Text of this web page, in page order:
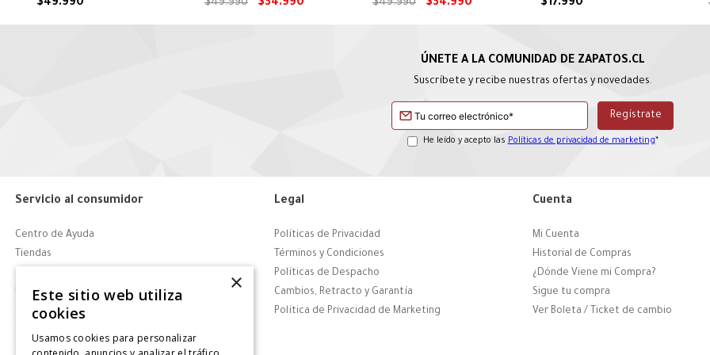
$49.990
$49.990 $34.990
$49.990 $34.990
$17.990
Suscríbete y recibe nuestras ofertas y novedades.
He leído y acepto las Políticas de privacidad de marketing*
Servicio al consumidor
Centro de Ayuda
Tiendas
Retiro en tienda
Giftcard
CyberDay
Legal
Políticas de Privacidad
Términos y Condiciones
Políticas de Despacho
Cambios, Retracto y Garantía
Política de Privacidad de Marketing
Cuenta
Mi Cuenta
Historial de Compras
¿Dónde Viene mi Compra?
Sigue tu compra
Ver Boleta / Ticket de cambio
×
Este sitio web utiliza
cookies
Usamos cookies para personalizar